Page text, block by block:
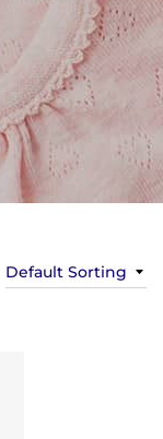
Default Sorting